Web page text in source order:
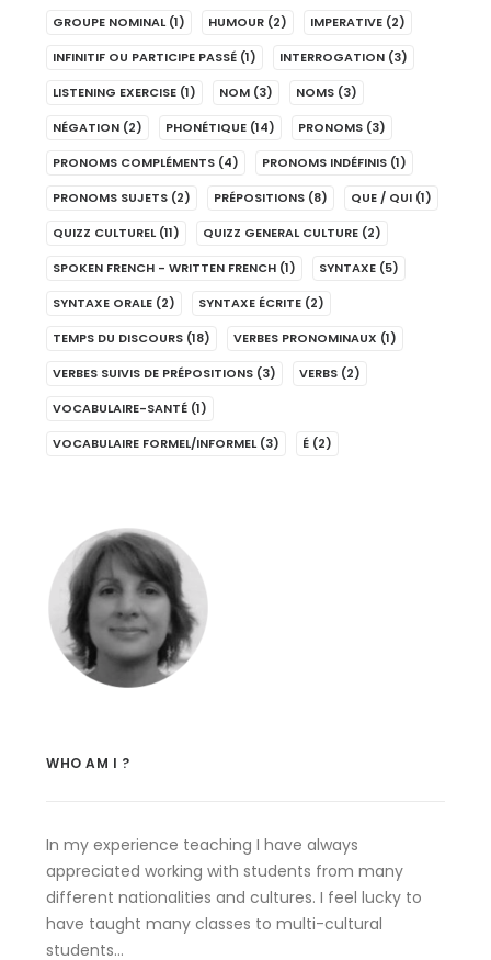
GROUPE NOMINAL (1) HUMOUR (2) IMPERATIVE (2)
INFINITIF OU PARTICIPE PASSÉ (1) INTERROGATION (3)
LISTENING EXERCISE (1) NOM (3) NOMS (3)
NÉGATION (2) PHONÉTIQUE (14) PRONOMS (3)
PRONOMS COMPLÉMENTS (4) PRONOMS INDÉFINIS (1)
PRONOMS SUJETS (2) PRÉPOSITIONS (8) QUE / QUI (1)
QUIZZ CULTUREL (11) QUIZZ GENERAL CULTURE (2)
SPOKEN FRENCH - WRITTEN FRENCH (1) SYNTAXE (5)
SYNTAXE ORALE (2) SYNTAXE ÉCRITE (2)
TEMPS DU DISCOURS (18) VERBES PRONOMINAUX (1)
VERBES SUIVIS DE PRÉPOSITIONS (3) VERBS (2)
VOCABULAIRE-SANTÉ (1)
VOCABULAIRE FORMEL/INFORMEL (3) É (2)
WHO AM I ?
In my experience teaching I have always
appreciated working with students from many
different nationalities and cultures. I feel lucky to
have taught many classes to multi-cultural
students…